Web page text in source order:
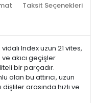
Taksit Seçenekleri
Index uzun 21 vites,
akıcı geçişler
bir parçadır.
olan bu attırıcı, uzun
arasında hızlı ve